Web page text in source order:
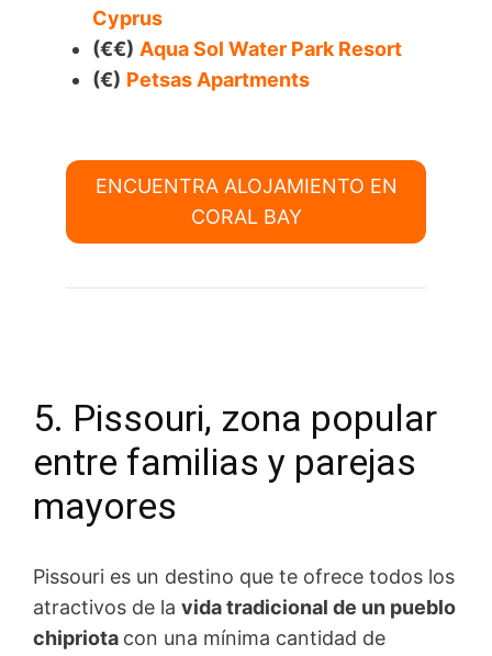
Cyprus
(€€) Aqua Sol Water Park Resort
(€) Petsas Apartments
ENCUENTRA ALOJAMIENTO EN
CORAL BAY
5. Pissouri, zona popular
entre familias y parejas
mayores
Pissouri es un destino que te ofrece todos los
atractivos de la vida tradicional de un pueblo
chipriota con una mínima cantidad de